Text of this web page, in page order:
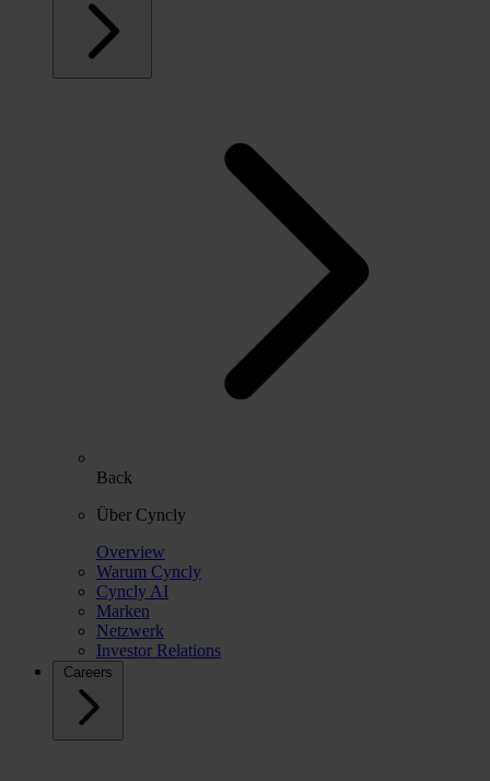
Back
Über Cyncly
Overview
Warum Cyncly
Cyncly AI
Marken
Netzwerk
Investor Relations
Careers